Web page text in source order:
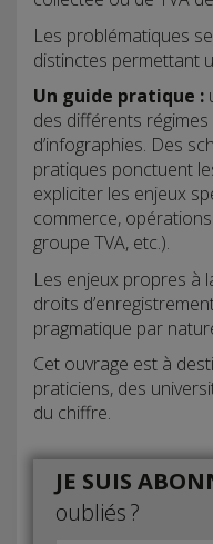
Les problématiques
distinctes permettant
Un guide pratique :
des différents
d’infographies. Des
pratiques ponctuent
expliciter les enjeux
commerce,
groupe TVA, etc.).
Les enjeux propres à
droits
pragmatique par
Cet ouvrage est à
praticiens, des
du chiffre.
JE SUIS
oubliés ?